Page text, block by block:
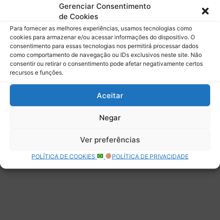
Gerenciar Consentimento
de Cookies
Para fornecer as melhores experiências, usamos tecnologias como
cookies para armazenar e/ou acessar informações do dispositivo. O
consentimento para essas tecnologias nos permitirá processar dados
como comportamento de navegação ou IDs exclusivos neste site. Não
consentir ou retirar o consentimento pode afetar negativamente certos
recursos e funções.
Aceitar
Negar
Ver preferências
POLÍTICA DE COOKIES POLÍTICA DE PRIVACIDADE
Assinar
Deixe uma resposta